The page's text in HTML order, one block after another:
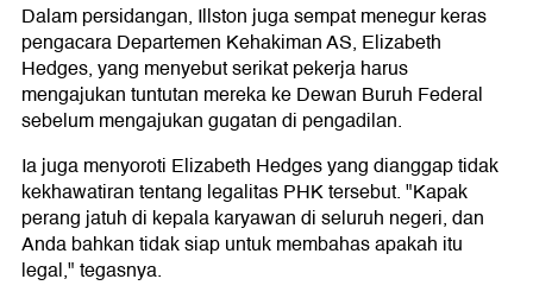
Dalam persidangan, Illston juga sempat menegur keras
pengacara Departemen Kehakiman AS, Elizabeth
Hedges, yang menyebut serikat pekerja harus
mengajukan tuntutan mereka ke Dewan Buruh Federal
sebelum mengajukan gugatan di pengadilan.
Ia juga menyoroti Elizabeth Hedges yang dianggap tidak
kekhawatiran tentang legalitas PHK tersebut. "Kapak
perang jatuh di kepala karyawan di seluruh negeri, dan
Anda bahkan tidak siap untuk membahas apakah itu
legal," tegasnya.